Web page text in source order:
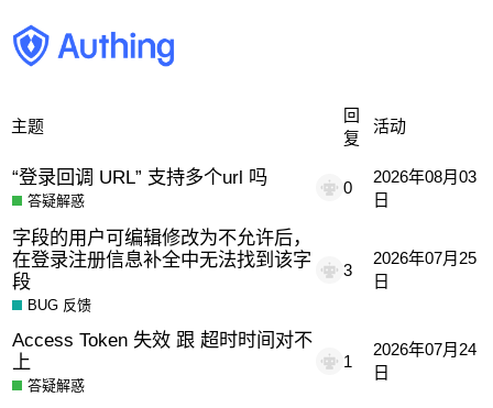
主题
回
复
活动
“登录回调 URL” 支持多个url 吗
答疑解惑
0
2026年08月03
日
字段的用户可编辑修改为不允许后，
在登录注册信息补全中无法找到该字
段
BUG 反馈
3
2026年07月25
日
Access Token 失效 跟 超时时间对不
上
答疑解惑
1
2026年07月24
日